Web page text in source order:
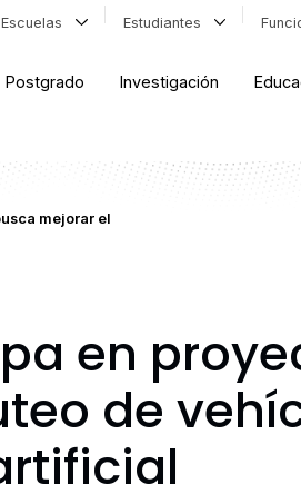
Escuelas Estudiantes
Postgrado Investigación
mejorar el
en
de